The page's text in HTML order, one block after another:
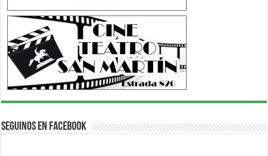
Seguinos en Facebook